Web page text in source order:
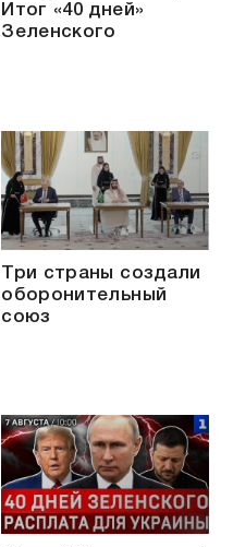
Итог «40 дней»
Зеленского
Три страны создали
оборонительный
союз